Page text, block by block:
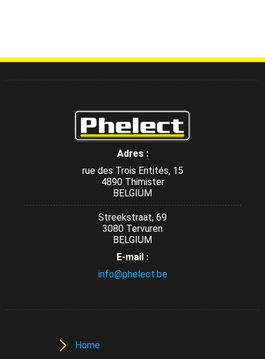
Adres :
rue des Trois Entités, 15
4890 Thimister
BELGIUM
Streekstraat, 69
3080 Tervuren
BELGIUM
E-mail :
info@phelect.be
Home